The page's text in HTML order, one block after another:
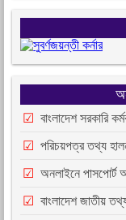
বাংলাদেশ সরকারি
পরিচয়পত্র তথ্য
অনলাইনে পাসপোর্ট
বাংলাদেশ জাতীয়